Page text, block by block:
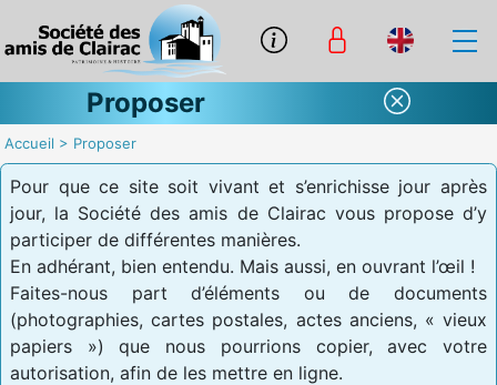
Proposer
Accueil > Proposer
Pour que ce site soit vivant et s’enrichisse jour après
jour, la Société des amis de Clairac vous propose d’y
participer de différentes manières.
En adhérant, bien entendu. Mais aussi, en ouvrant l’œil !
Faites-nous part d’éléments ou de documents
(photographies, cartes postales, actes anciens, « vieux
papiers ») que nous pourrions copier, avec votre
autorisation, afin de les mettre en ligne.